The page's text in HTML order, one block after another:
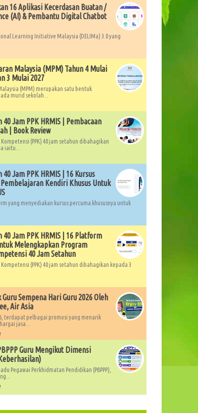
16 Aplikasi Kecerdasan Buatan /
(AI) & Pembantu Digital Chatbot
Learning Initiative Malaysia (DELIMa) 3.0 yang
Malaysia (MPM) Tahun 4 Mulai
3 Mulai 2027
(MPM) merupakan satu bentuk
murid sekolah...
Jam PPK HRMIS | Pembacaan
| Book Review
(PPK) 40 jam setahun dibahagikan
iaitu...
Jam PPK HRMIS | 16 Kursus
Kendiri Khusus Untuk
yang menyediakan kursus percuma khususnya untuk
40 Jam PPK HRMIS | 16 Platform
Melengkapkan Program
40 Jam Setahun
(PPK) 40 jam setahun dibahagikan kepada 3
Sempena Hari Guru 2026 Oleh
Air Asia
terdapat pelbagai promosi yang menarik
jasa...
Guru Mengikut Dimensi
Pegawai Perkhidmatan Pendidikan (PBPPP),